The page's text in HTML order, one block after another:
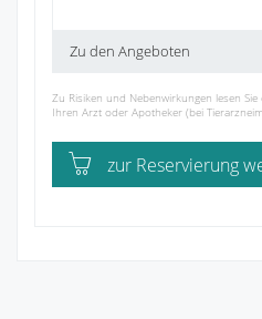
Zu den Angeboten
Zu Risiken und Nebenwirkungen lesen
Ihren Arzt oder Apotheker (bei
zur Reservierung